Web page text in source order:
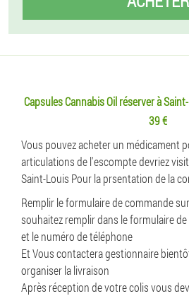
Capsules Cannabis Oil réserver à
39 €
Vous pouvez acheter un médicament
articulations de l'escompte devriez
Saint-Louis Pour la prsentation de la
Remplir le formulaire de commande
souhaitez remplir dans le formulaire
et le numéro de téléphone
Et Vous contactera gestionnaire
organiser la livraison
Après réception de votre colis vous